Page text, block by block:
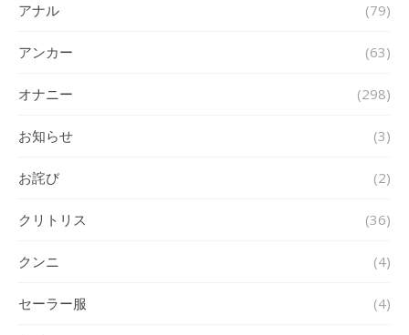
アナル (79)
アンカー (63)
オナニー (298)
お知らせ (3)
お詫び (2)
クリトリス (36)
クンニ (4)
セーラー服 (4)